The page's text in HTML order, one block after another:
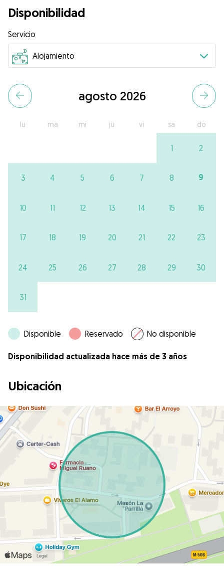
Disponibilidad
Servicio
agosto 2026
lu ma mi ju vi sa do
1 2
3 4 5 6 7 8 9
10 11 12 13 14 15 16
17 18 19 20 21 22 23
24 25 26 27 28 29 30
31
Disponible Reservado No disponible
Disponibilidad actualizada hace más de 3 años
Ubicación